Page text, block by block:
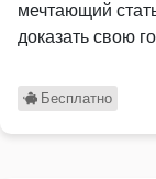
мечтающий
доказать свою
Бесплатно